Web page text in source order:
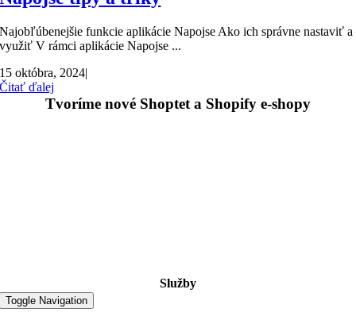
Najobľúbenejšie funkcie aplikácie Napojse Ako ich správne nastaviť a
využiť V rámci aplikácie Napojse ...
15 októbra, 2024|
Čitať ďalej
Tvoríme nové Shoptet a Shopify e-shopy
Služby
Toggle Navigation